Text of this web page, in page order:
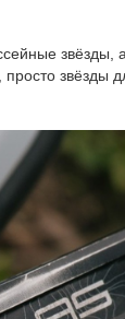
звёзды,
звёзды